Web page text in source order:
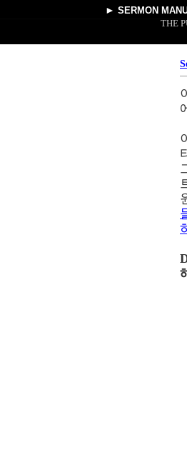
► SERMON
THE